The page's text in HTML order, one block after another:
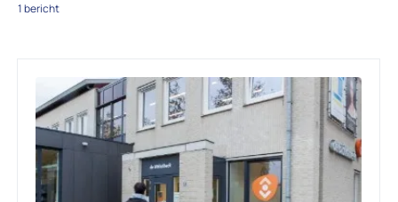
1 bericht